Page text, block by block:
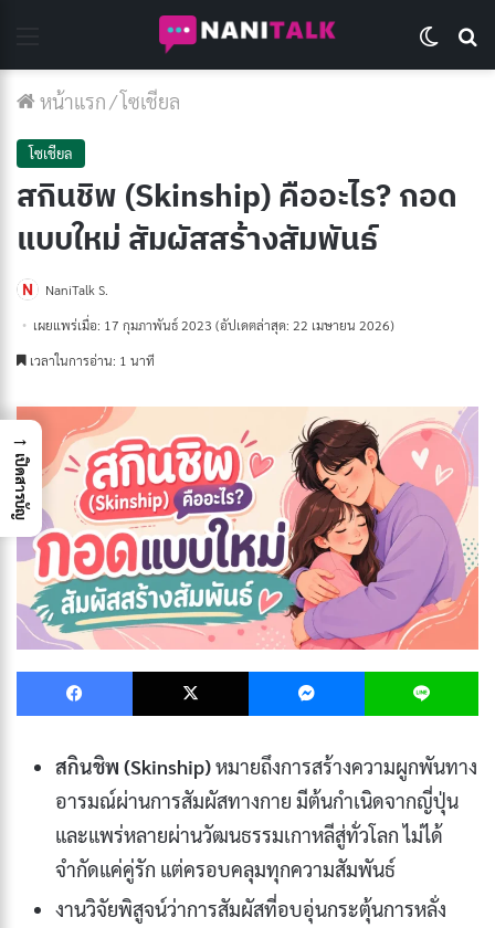
หน้าแรก/โซเชียล
โซเชียล
สกินชิพ (Skinship) คืออะไร? กอด
แบบใหม่ สัมผัสสร้างสัมพันธ์
NaniTalk S.
เผยแพร่เมื่อ: 17 กุมภาพันธ์ 2023 (อัปเดตล่าสุด: 22 เมษายน 2026)
เวลาในการอ่าน: 1 นาที
Facebook X Messenger
สกินชิพ (Skinship)หมายถึงการสร้างความผูกพันทาง
อารมณ์ผ่านการสัมผัสทางกาย มีต้นกำเนิดจากญี่ปุ่น
และแพร่หลายผ่านวัฒนธรรมเกาหลีสู่ทั่วโลก ไม่ได้
จำกัดแค่คู่รัก แต่ครอบคลุมทุกความสัมพันธ์
งานวิจัยพิสูจน์ว่าการสัมผัสที่อบอุ่นกระตุ้นการหลั่ง
→
เปิดสารบัญ